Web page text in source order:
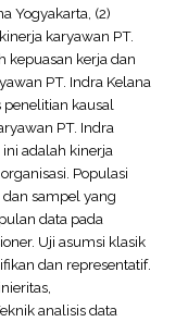
Yogyakarta, (2)
karyawan PT.
kepuasan kerja dan
PT. Indra Kelana
kausal
PT. Indra
adalah kinerja
Populasi
sampel yang
data pada
Uji asumsi klasik
dan representatif.
analisis data